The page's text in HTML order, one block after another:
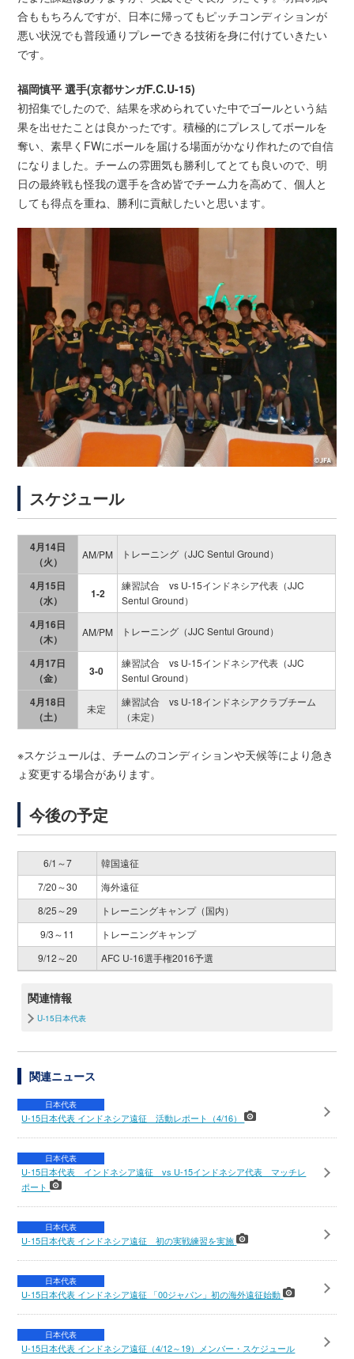
合ももちろんですが、日本に帰ってもピッチコンディションが
悪い状況でも普段通りプレーできる技術を身に付けていきたい
です。
福岡慎平 選手(京都サンガF.C.U-15)
初招集でしたので、結果を求められていた中でゴールという結
果を出せたことは良かったです。積極的にプレスしてボールを
奪い、素早くFWにボールを届ける場面がかなり作れたので自信
になりました。チームの雰囲気も勝利してとても良いので、明
日の最終戦も怪我の選手を含め皆でチーム力を高めて、個人と
しても得点を重ね、勝利に貢献したいと思います。
スケジュール
4月14日
（火）
AM/PM トレーニング（JJC Sentul Ground）
4月15日
（水）
1-2
練習試合 vs U-15インドネシア代表（JJC
Sentul Ground）
4月16日
（木）
AM/PM トレーニング（JJC Sentul Ground）
4月17日
（金）
3-0
練習試合 vs U-15インドネシア代表（JJC
Sentul Ground）
4月18日
（土）
未定
練習試合 vs U-18インドネシアクラブチーム
（未定）
※スケジュールは、チームのコンディションや天候等により急き
ょ変更する場合があります。
今後の予定
6/1～7
韓国遠征
7/20～30
海外遠征
8/25～29
トレーニングキャンプ（国内）
9/3～11
トレーニングキャンプ
9/12～20
AFC U-16選手権2016予選
関連情報
U-15日本代表
関連ニュース
日本代表
U-15日本代表 インドネシア遠征 活動レポート（4/16）
日本代表
U-15日本代表 インドネシア遠征 vs U-15インドネシア代表 マッチレ
ポート
日本代表
U-15日本代表 インドネシア遠征 初の実戦練習を実施
日本代表
U-15日本代表 インドネシア遠征 「00ジャパン」初の海外遠征始動
日本代表
U-15日本代表 インドネシア遠征（4/12～19）メンバー・スケジュール